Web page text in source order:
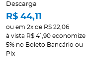
Descarga
R$ 44,11
ou em2x de R$ 22,06
à vista R$ 41,90 economize
5% no Boleto Bancário ou
Pix